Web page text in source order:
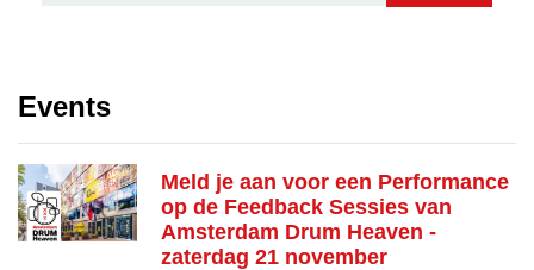
Events
Meld je aan voor een Performance
op de Feedback Sessies van
Amsterdam Drum Heaven -
zaterdag 21 november